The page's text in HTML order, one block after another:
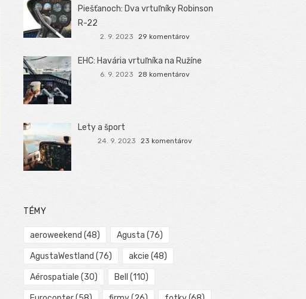
Piešťanoch: Dva vrtuľníky Robinson
R-22
2. 9. 2023 29 komentárov
EHC: Havária vrtuľníka na Ružíne
6. 9. 2023 28 komentárov
Lety a šport
24. 9. 2023 23 komentárov
TÉMY
aeroweekend (48) Agusta (76)
AgustaWestland (76) akcie (48)
Aérospatiale (30) Bell (110)